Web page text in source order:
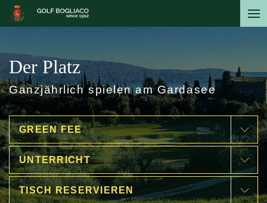
Direkt
zum
Der Platz
Ganzjährlich spielen am Gardasee
GREEN FEE
UNTERRICHT
TISCH RESERVIEREN